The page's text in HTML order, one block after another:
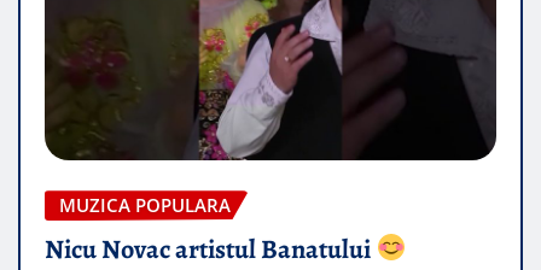
MUZICA POPULARA
Nicu Novac artistul Banatului